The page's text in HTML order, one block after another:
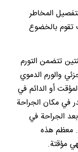
المخاطر
تقوم بالخضوع
تتضمن التورم
والورم الدموي
أو الدائم في
في مكان الجراحة
الجراحة في
معظم هذه
مؤقتة.